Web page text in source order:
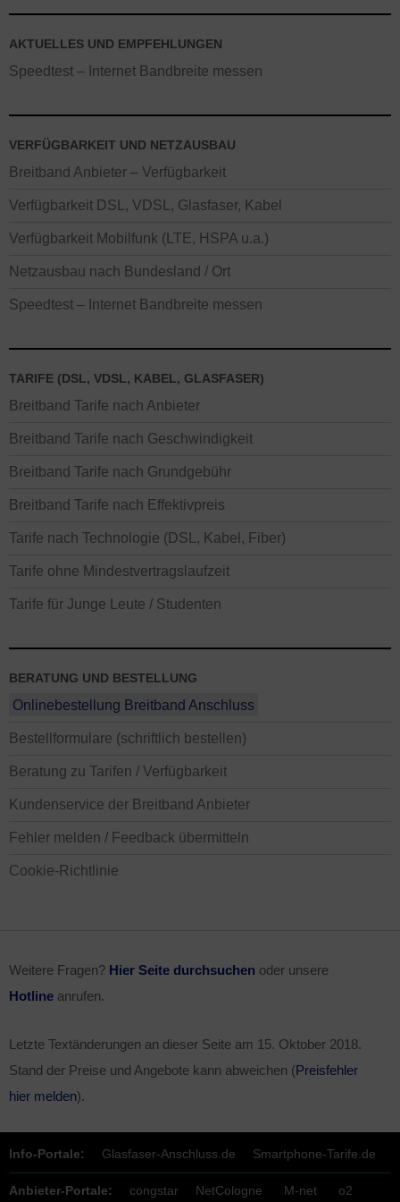
AKTUELLES UND EMPFEHLUNGEN
Speedtest – Internet Bandbreite messen
VERFÜGBARKEIT UND NETZAUSBAU
Breitband Anbieter – Verfügbarkeit
Verfügbarkeit DSL, VDSL, Glasfaser, Kabel
Verfügbarkeit Mobilfunk (LTE, HSPA u.a.)
Netzausbau nach Bundesland / Ort
Speedtest – Internet Bandbreite messen
TARIFE (DSL, VDSL, KABEL, GLASFASER)
Breitband Tarife nach Anbieter
Breitband Tarife nach Geschwindigkeit
Breitband Tarife nach Grundgebühr
Breitband Tarife nach Effektivpreis
Tarife nach Technologie (DSL, Kabel, Fiber)
Tarife ohne Mindestvertragslaufzeit
Tarife für Junge Leute / Studenten
BERATUNG UND BESTELLUNG
Onlinebestellung Breitband Anschluss
Bestellformulare (schriftlich bestellen)
Beratung zu Tarifen / Verfügbarkeit
Kundenservice der Breitband Anbieter
Fehler melden / Feedback übermitteln
Cookie-Richtlinie
Weitere Fragen? Hier Seite durchsuchen oder unsere
Hotline anrufen.
Letzte Textänderungen an dieser Seite am 15. Oktober 2018.
Stand der Preise und Angebote kann abweichen (Preisfehler
hier melden).
Info-Portale: Glasfaser-Anschluss.de Smartphone-Tarife.de
Anbieter-Portale: congstar NetCologne M-net o2